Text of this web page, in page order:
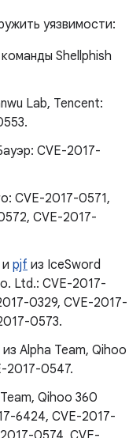
уязвимости:
Shellphish
Lab, Tencent:
CVE-2017-
CVE-2017-0571,
CVE-2017-
и pjf из IceSword
Ltd.: CVE-2017-
0329, CVE-2017-
0573.
из Alpha Team, Qihoo
2017-0547.
Qihoo 360
6424, CVE-2017-